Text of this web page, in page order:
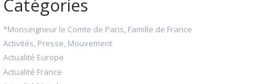
Catégories
*Monseigneur le Comte de Paris, Famille de France
Activités, Presse, Mouvement
Actualité Europe
Actualité France